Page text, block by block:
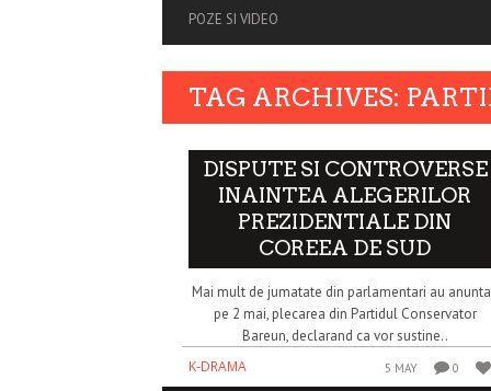
POZE SI VIDEO
TAG ARCHIVES:
DISPUTE SI CONTROVERSE
INAINTEA ALEGERILOR
PREZIDENTIALE DIN
COREEA DE SUD
Mai mult de jumatate din parlamentari au
pe 2 mai, plecarea din Partidul Conservator
Bareun, declarand ca vor sustine..
K-DRAMA
5 MAY 0